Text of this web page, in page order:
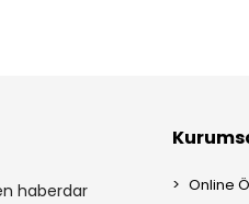
haberdar
Online